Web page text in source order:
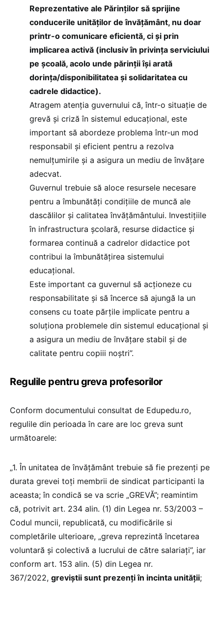
Reprezentative ale Părinților să sprijine
conducerile unităților de învățământ, nu doar
printr-o comunicare eficientă, ci și prin
implicarea activă (inclusiv în privința serviciului
pe școală, acolo unde părinții își arată
dorința/disponibilitatea și solidaritatea cu
cadrele didactice).
Atragem atenția guvernului că, într-o situație de
grevă și criză în sistemul educațional, este
important să abordeze problema într-un mod
responsabil și eficient pentru a rezolva
nemulțumirile și a asigura un mediu de învățare
adecvat.
Guvernul trebuie să aloce resursele necesare
pentru a îmbunătăți condițiile de muncă ale
dascălilor și calitatea învățământului. Investițiile
în infrastructura școlară, resurse didactice și
formarea continuă a cadrelor didactice pot
contribui la îmbunătățirea sistemului
educațional.
Este important ca guvernul să acționeze cu
responsabilitate și să încerce să ajungă la un
consens cu toate părțile implicate pentru a
soluționa problemele din sistemul educațional și
a asigura un mediu de învățare stabil și de
calitate pentru copiii noștri”.
Regulile pentru greva profesorilor
Conform documentului consultat de Edupedu.ro,
regulile din perioada în care are loc greva sunt
următoarele:
„1. În unitatea de învăţământ trebuie să fie prezenţi pe
durata grevei toţi membrii de sindicat participanti la
aceasta; în condică se va scrie „GREVĂ”; reamintim
că, potrivit art. 234 alin. (1) din Legea nr. 53/2003 –
Codul muncii, republicată, cu modificările si
completările ulterioare, „greva reprezintă încetarea
voluntară şi colectivă a lucrului de către salariaţi”, iar
conform art. 153 alin. (5) din Legea nr.
367/2022, greviştii sunt prezenți în incinta unității;